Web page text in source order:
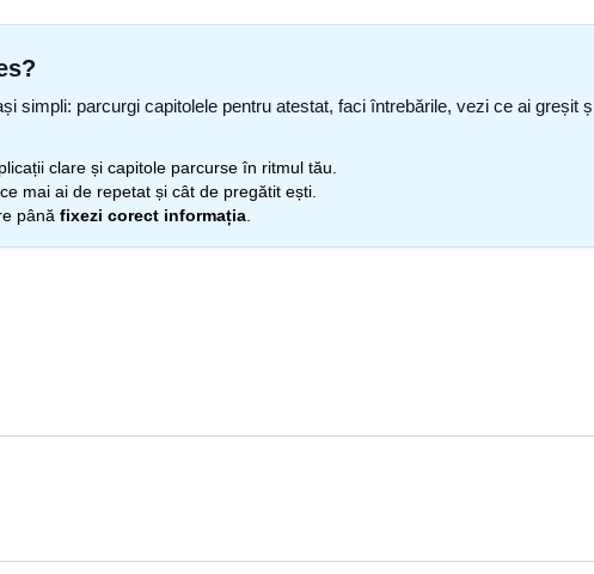
simpli: parcurgi capitolele pentru atestat, faci întrebările, vezi ce ai
clare și capitole parcurse în ritmul tău.
mai ai de repetat și cât de pregătit ești.
până fixezi corect informația